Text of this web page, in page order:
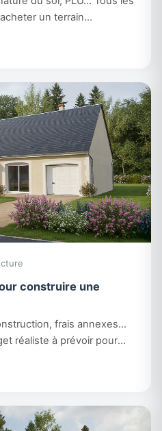
un terrain
construire une
frais annexes...
réaliste à prévoir pour